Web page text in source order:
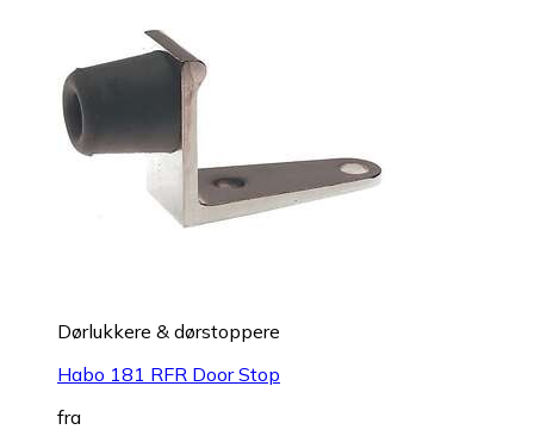
Dørlukkere & dørstoppere
Habo 181 RFR Door Stop
fra